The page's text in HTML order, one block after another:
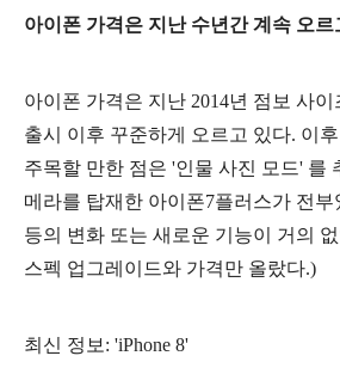
아이폰 가격은 지난 수년간 계속 오르
아이폰 가격은 지난 2014년 점보 사
출시 이후 꾸준하게 오르고 있다. 이
주목할 만한 점은 '인물 사진 모드' 를
메라를 탑재한 아이폰7플러스가 전부
등의 변화 또는 새로운 기능이 거의
스펙 업그레이드와 가격만 올랐다.)
최신 정보: 'iPhone 8'